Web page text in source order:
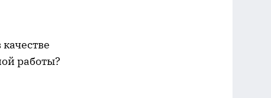
работы?